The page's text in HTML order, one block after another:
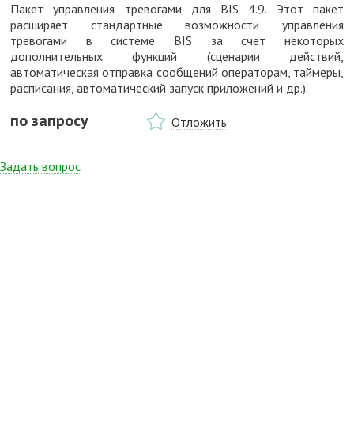
Пакет управления тревогами для BIS 4.9. Этот пакет
расширяет стандартные возможности управления
тревогами в системе BIS за счет некоторых
дополнительных функций (сценарии действий,
автоматическая отправка сообщений операторам, таймеры,
расписания, автоматический запуск приложений и др.).
по запросу Отложить
Задать вопрос